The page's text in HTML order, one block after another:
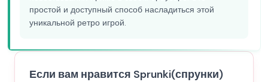
простой и доступный способ насладиться этой
уникальной ретро игрой.
Если вам нравится Sprunki(спрунки)